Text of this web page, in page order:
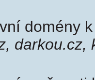
domény
darkou.cz,